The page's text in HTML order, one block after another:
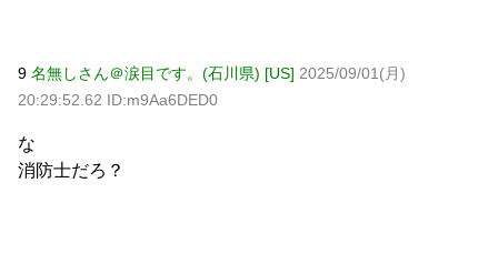
9 名無しさん＠涙目です。(石川県) [US] 2025/09/01(月)
20:29:52.62 ID:m9Aa6DED0
な
消防士だろ？